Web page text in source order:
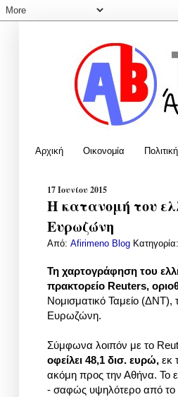
Αρχική Οικονομία Πολιτική
17 Ιουνίου 2015
Η κατανομή του
Ευρωζώνη
Από: Afirimeno Blog Κατηγορία:
Τη χαρτογράφηση του
πρακτορείο Reuters,
Νομισματικό Ταμείο
Ευρωζώνη.
Σύμφωνα λοιπόν με το
οφείλει 48,1 δισ. ευρώ, εκ
ακόμη προς την Αθήνα. Το
- σαφώς υψηλότερο από το